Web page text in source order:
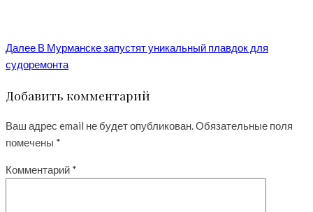
Далее В Мурманске запустят уникальный плавдок для
судоремонта
Добавить комментарий
Ваш адрес email не будет опубликован.Обязательные поля
помечены *
Комментарий *